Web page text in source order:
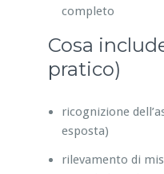
completo
Cosa
pratico)
ricognizione
esposta)
rilevamento di